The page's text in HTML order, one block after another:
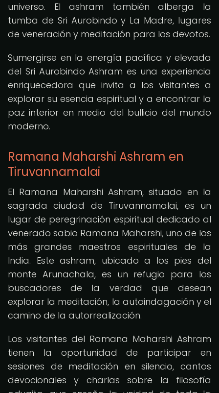
universo. El ashram también alberga la
tumba de Sri Aurobindo y La Madre, lugares
de veneración y meditación para los devotos.
Sumergirse en la energía pacífica y elevada
del Sri Aurobindo Ashram es una experiencia
enriquecedora que invita a los visitantes a
explorar su esencia espiritual y a encontrar la
paz interior en medio del bullicio del mundo
moderno.
Ramana Maharshi Ashram en
Tiruvannamalai
El Ramana Maharshi Ashram, situado en la
sagrada ciudad de Tiruvannamalai, es un
lugar de peregrinación espiritual dedicado al
venerado sabio Ramana Maharshi, uno de los
más grandes maestros espirituales de la
India. Este ashram, ubicado a los pies del
monte Arunachala, es un refugio para los
buscadores de la verdad que desean
explorar la meditación, la autoindagación y el
camino de la autorrealización.
Los visitantes del Ramana Maharshi Ashram
tienen la oportunidad de participar en
sesiones de meditación en silencio, cantos
devocionales y charlas sobre la filosofía